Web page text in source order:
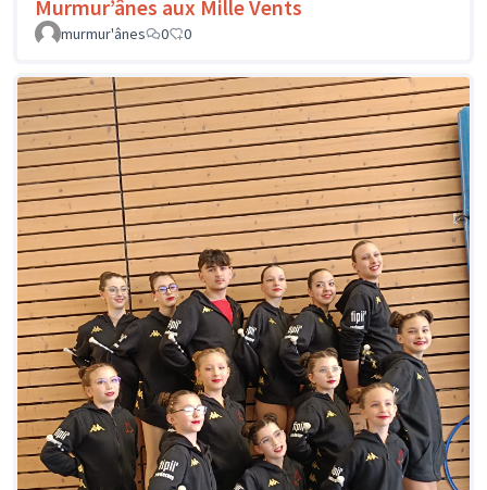
Murmur’ânes aux Mille Vents
murmur'ânes 0 0